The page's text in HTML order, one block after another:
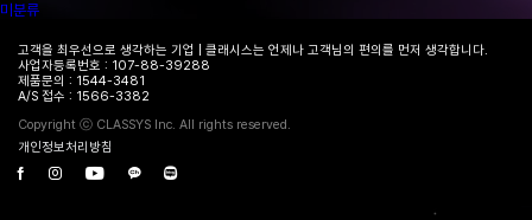
미분류
고객을 최우선으로 생각하는 기업 | 클래시스는 언제나 고객님의 편의를 먼저 생각합니다.
사업자등록번호 : 107-88-39288
제품문의 : 1544-3481
A/S 접수 : 1566-3382
Copyright ⓒ CLASSYS Inc. All rights reserved.
개인정보처리방침